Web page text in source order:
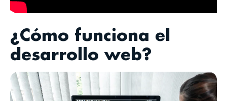
¿Cómo funciona el
desarrollo web?